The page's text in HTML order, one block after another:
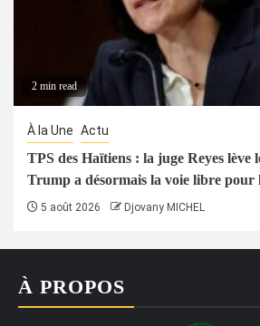
2 min read
À la Une Actu
TPS des Haïtiens : la juge Reyes lève
Trump a désormais la voie libre pour
5 août 2026 Djovany MICHEL
À PROPOS